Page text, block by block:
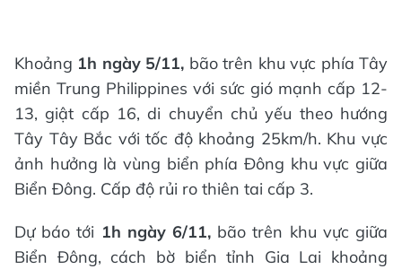
Khoảng 1h ngày 5/11, bão trên khu vực phía Tây
miền Trung Philippines với sức gió mạnh cấp 12-
13, giật cấp 16, di chuyển chủ yếu theo hướng
Tây Tây Bắc với tốc độ khoảng 25km/h. Khu vực
ảnh hưởng là vùng biển phía Đông khu vực giữa
Biển Đông. Cấp độ rủi ro thiên tai cấp 3.
Dự báo tới 1h ngày 6/11, bão trên khu vực giữa
Biển Đông, cách bờ biển tỉnh Gia Lai khoảng